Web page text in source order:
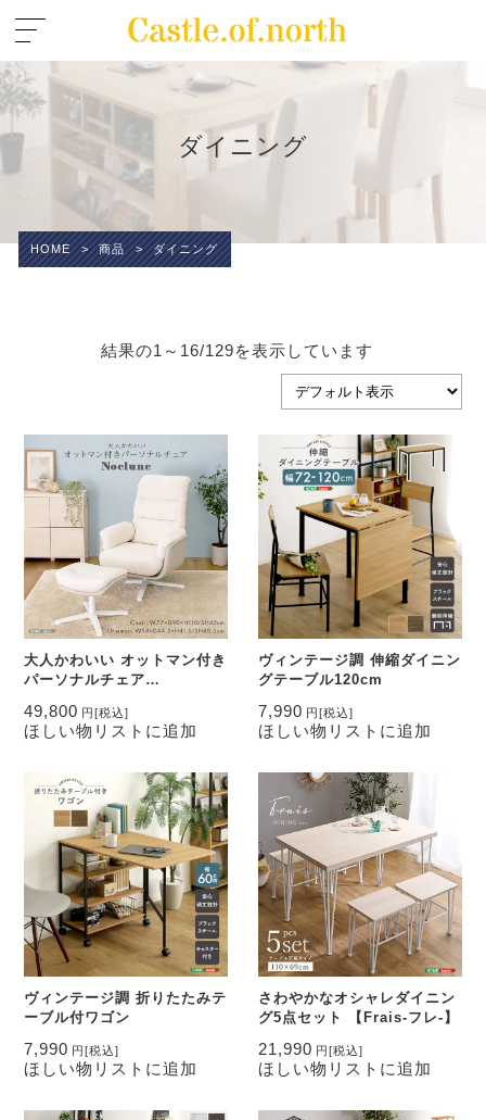
ダイニング
HOME > 商品 > ダイニング
結果の1～16/129を表示しています
大人かわいい オットマン付き
パーソナルチェア
49,800 円[税込]
ほしい物リストに追加
ヴィンテージ調 伸縮ダイニン
グテーブル120cm
7,990 円[税込]
ほしい物リストに追加
ヴィンテージ調 折りたたみテ
ーブル付ワゴン
7,990 円[税込]
ほしい物リストに追加
さわやかなオシャレダイニン
グ5点セット 【Frais-フレ-】
21,990 円[税込]
ほしい物リストに追加